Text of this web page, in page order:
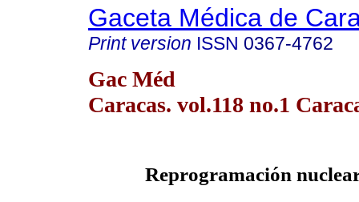
Gaceta Médica de
Print version ISSN 0367-4762
Gac Méd
Caracas. vol.118 no.1
Reprogramación